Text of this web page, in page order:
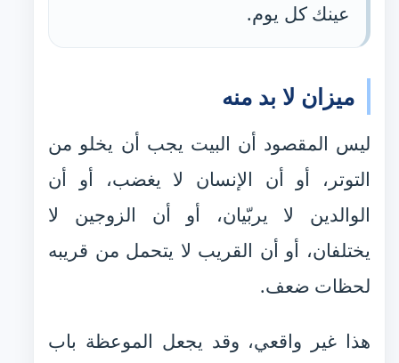
عينك كل يوم.
ميزان لا بد منه
ليس المقصود أن البيت يجب أن يخلو من
التوتر، أو أن الإنسان لا يغضب، أو أن
الوالدين لا يربّيان، أو أن الزوجين لا
يختلفان، أو أن القريب لا يتحمل من قريبه
لحظات ضعف.
هذا غير واقعي، وقد يجعل الموعظة باب